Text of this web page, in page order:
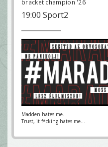
bracket champion '26
19:00 Sport2
Madden hates me.
Trust, it f*cking hates me...